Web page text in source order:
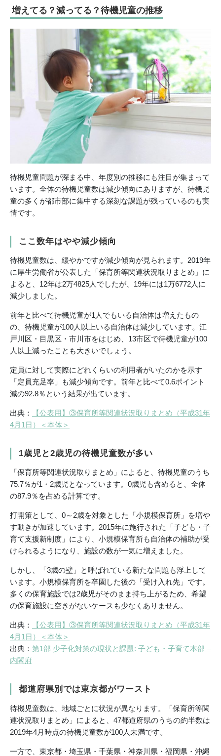
増えてる？減ってる？待機児童の推移
待機児童問題が深まる中、年度別の推移にも注目が集まって
います。全体の待機児童数は減少傾向にありますが、待機児
童の多くが都市部に集中する深刻な課題が残っているのも実
情です。
ここ数年はやや減少傾向
待機児童数は、緩やかですが減少傾向が見られます。2019年
に厚生労働省が公表した「保育所等関連状況取りまとめ」に
よると、12年は2万4825人でしたが、19年には1万6772人に
減少しました。
前年と比べて待機児童が1人でもいる自治体は増えたもの
の、待機児童が100人以上いる自治体は減少しています。江
戸川区・目黒区・市川市をはじめ、13市区で待機児童が100
人以上減ったことも大きいでしょう。
定員に対して実際にどれくらいの利用者がいたのかを示す
「定員充足率」も減少傾向です。前年と比べて0.6ポイント
減の92.8％という結果が出ています。
出典：
【公表用】③保育所等関連状況取りまとめ（平成31年
4月1日）＜本体＞
1歳児と2歳児の待機児童数が多い
「保育所等関連状況取りまとめ」によると、待機児童のうち
75.7％が1・2歳児となっています。0歳児も含めると、全体
の87.9％を占める計算です。
打開策として、0～2歳を対象とした「小規模保育所」を増や
す動きが加速しています。2015年に施行された「子ども・子
育て支援新制度」により、小規模保育所も自治体の補助が受
けられるようになり、施設の数が一気に増えました。
しかし、「3歳の壁」と呼ばれている新たな問題も浮上して
います。小規模保育所を卒園した後の「受け入れ先」です。
多くの保育施設では2歳児がそのまま持ち上がるため、希望
の保育施設に空きがないケースも少なくありません。
出典：
【公表用】③保育所等関連状況取りまとめ（平成31年
4月1日）＜本体＞
出典： 第1部 少子化対策の現状と課題: 子ども・子育て本部 –
内閣府
都道府県別では東京都がワースト
待機児童数は、地域ごとに状況が異なります。「保育所等関
連状況取りまとめ」によると、47都道府県のうちの約半数は
2019年4月時点の待機児童数が100人未満です。
一方で、東京都・埼玉県・千葉県・神奈川県・福岡県・沖縄